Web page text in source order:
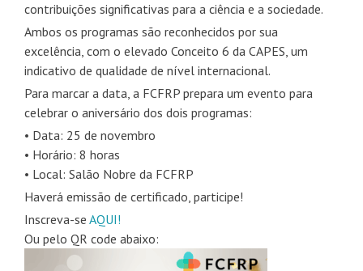
contribuições significativas para a ciência e a sociedade.
Ambos os programas são reconhecidos por sua
excelência, com o elevado Conceito 6 da CAPES, um
indicativo de qualidade de nível internacional.
Para marcar a data, a FCFRP prepara um evento para
celebrar o aniversário dos dois programas:
• Data: 25 de novembro
• Horário: 8 horas
• Local: Salão Nobre da FCFRP
Haverá emissão de certificado, participe!
Inscreva-se AQUI!
Ou pelo QR code abaixo: